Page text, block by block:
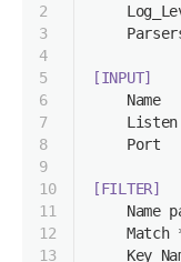
2
3
4
5
6
7
8
9
10
11
12
13
[INPUT]
Name
Port
[FILTER]
Name
Match